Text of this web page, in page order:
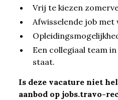
Vrij te kiezen
Afwisselende job met
Een collegiaal team
staat.
Is deze vacature niet
aanbod op jobs.travo-